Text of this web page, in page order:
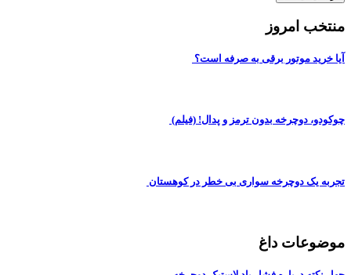
منتخب امروز
آیا خرید موتور برقی به صرفه است؟
چوکودو، دوچرخه بدون ترمز و پدال! (فیلم)
تجربه یک دوچرخه سواری بی خطر در کوهستان
موضوعات داغ